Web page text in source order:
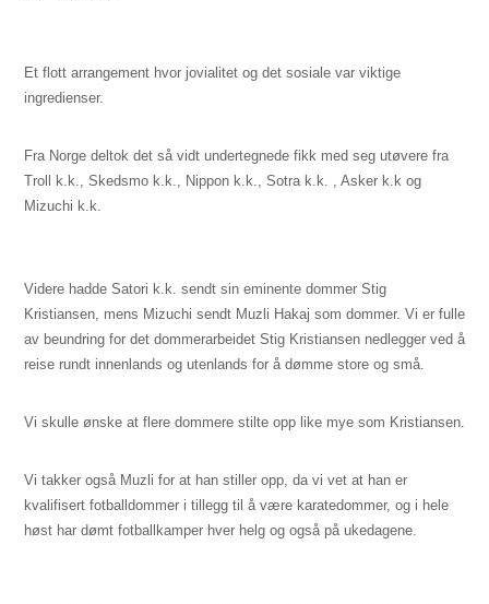
Et flott arrangement hvor jovialitet og det sosiale var viktige
ingredienser.
Fra Norge deltok det så vidt undertegnede fikk med seg utøvere fra
Troll k.k., Skedsmo k.k., Nippon k.k., Sotra k.k. , Asker k.k og
Mizuchi k.k.
Videre hadde Satori k.k. sendt sin eminente dommer Stig
Kristiansen, mens Mizuchi sendt Muzli Hakaj som dommer. Vi er fulle
av beundring for det dommerarbeidet Stig Kristiansen nedlegger ved å
reise rundt innenlands og utenlands for å dømme store og små.
Vi skulle ønske at flere dommere stilte opp like mye som Kristiansen.
Vi takker også Muzli for at han stiller opp, da vi vet at han er
kvalifisert fotballdommer i tillegg til å være karatedommer, og i hele
høst har dømt fotballkamper hver helg og også på ukedagene.